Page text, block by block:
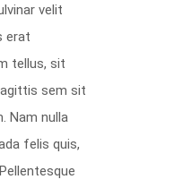
velit
erat
tellus, sit
sem sit
Nam nulla
felis quis,